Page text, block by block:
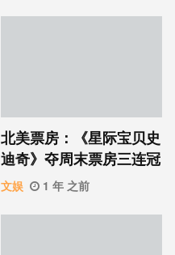
北美票房：《星际宝贝史
迪奇》夺周末票房三连冠
文娱 1 年 之前